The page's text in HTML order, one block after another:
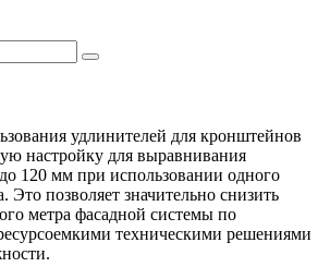
удлинителей для кронштейнов
настройку для выравнивания
120 мм при использовании одного
Это позволяет значительно снизить
метра фасадной системы по
техническими решениями